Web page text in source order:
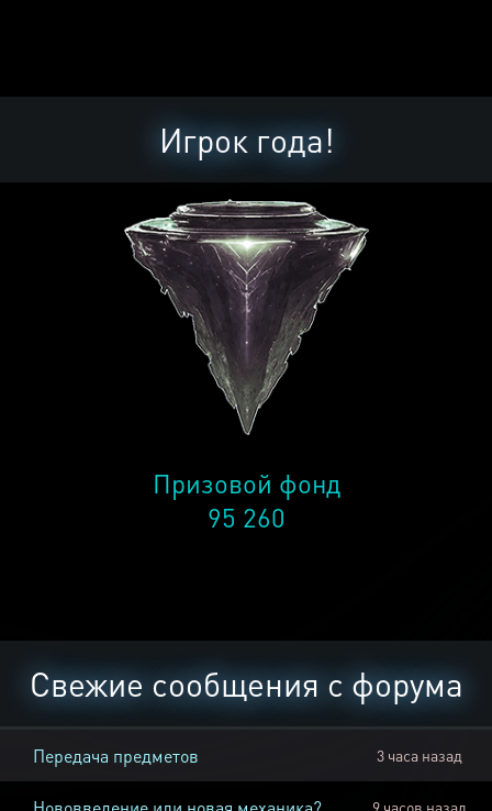
Игрок года!
Призовой фонд
95 260
Свежие сообщения с форума
Передача предметов 3 часа назад